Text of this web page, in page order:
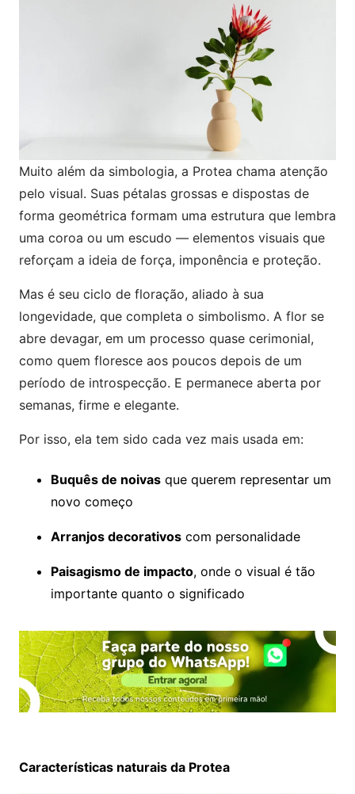
Muito além da simbologia, a Protea chama atenção
pelo visual. Suas pétalas grossas e dispostas de
forma geométrica formam uma estrutura que lembra
uma coroa ou um escudo — elementos visuais que
reforçam a ideia de força, imponência e proteção.
Mas é seu ciclo de floração, aliado à sua
longevidade, que completa o simbolismo. A flor se
abre devagar, em um processo quase cerimonial,
como quem floresce aos poucos depois de um
período de introspecção. E permanece aberta por
semanas, firme e elegante.
Por isso, ela tem sido cada vez mais usada em:
Buquês de noivas que querem representar um
novo começo
Arranjos decorativos com personalidade
Paisagismo de impacto, onde o visual é tão
importante quanto o significado
Características naturais da Protea